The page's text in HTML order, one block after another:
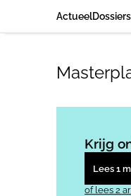
ActueelDossiers
Krijg
Lees 1
of lees 2